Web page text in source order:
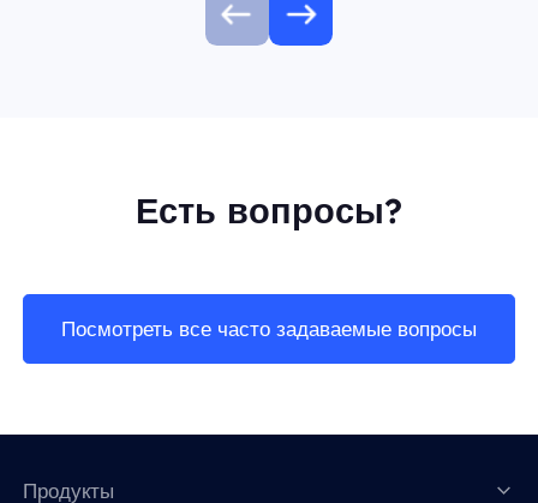
Есть вопросы?
Посмотреть все часто задаваемые вопросы
Продукты